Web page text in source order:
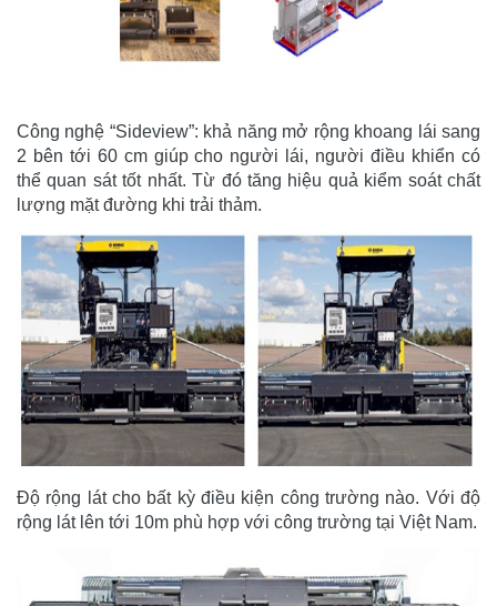
Công nghệ “Sideview”: khả năng mở rộng khoang lái sang
2 bên tới 60 cm giúp cho người lái, người điều khiển có
thể quan sát tốt nhất. Từ đó tăng hiệu quả kiểm soát chất
lượng mặt đường khi trải thảm.
Độ rộng lát cho bất kỳ điều kiện công trường nào. Với độ
rộng lát lên tới 10m phù hợp với công trường tại Việt Nam.